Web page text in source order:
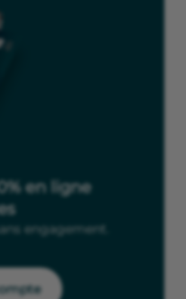
en ligne
engagement.